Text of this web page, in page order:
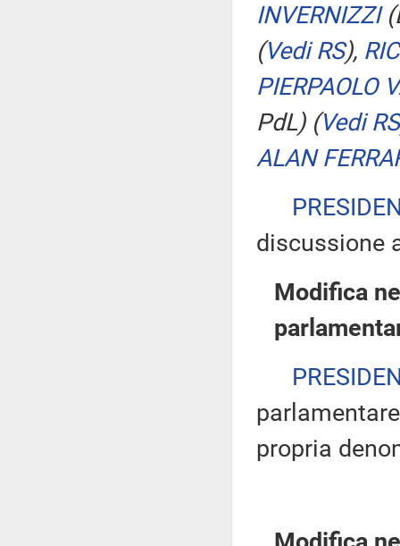
INVERNIZZI
(Vedi RS),
PIERPAOLO
PdL) (Vedi RS
ALAN
discussione
Modifica
propria